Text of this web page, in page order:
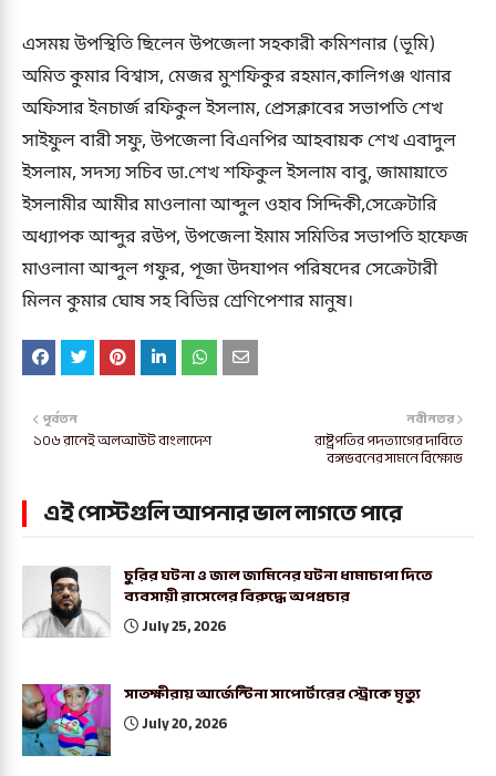
এসময় উপস্থিতি ছিলেন উপজেলা সহকারী কমিশনার (ভূমি)
অমিত কুমার বিশ্বাস, মেজর মুশফিকুর রহমান,কালিগঞ্জ থানার
অফিসার ইনচার্জ রফিকুল ইসলাম, প্রেসক্লাবের সভাপতি শেখ
সাইফুল বারী সফু, উপজেলা বিএনপির আহবায়ক শেখ এবাদুল
ইসলাম, সদস্য সচিব ডা.শেখ শফিকুল ইসলাম বাবু, জামায়াতে
ইসলামীর আমীর মাওলানা আব্দুল ওহাব সিদ্দিকী,সেক্রেটারি
অধ্যাপক আব্দুর রউপ, উপজেলা ইমাম সমিতির সভাপতি হাফেজ
মাওলানা আব্দুল গফুর, পূজা উদযাপন পরিষদের সেক্রেটারী
মিলন কুমার ঘোষ সহ বিভিন্ন শ্রেণিপেশার মানুষ।
নবীনতর
রাষ্ট্রপতির পদত্যাগের দাবিতে
বঙ্গভবনের সামনে বিক্ষোভ
পূর্বতন
১০৬ রানেই অলআউট বাংলাদেশ
এই পোস্টগুলি আপনার ভাল লাগতে পারে
চুরির ঘটনা ও জাল জামিনের ঘটনা ধামাচাপা দিতে
ব্যবসায়ী রাসেলের বিরুদ্ধে অপপ্রচার
July 25, 2026
সাতক্ষীরায় আর্জেন্টিনা সাপোর্টারের স্ট্রোকে মৃত্যু
July 20, 2026